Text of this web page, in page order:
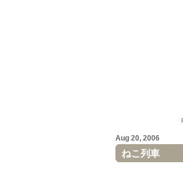
Aug 20, 2006
ねこ列車